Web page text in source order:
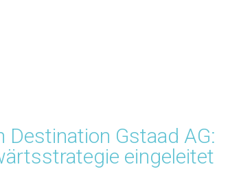
Destination Gstaad AG:
eingeleitet